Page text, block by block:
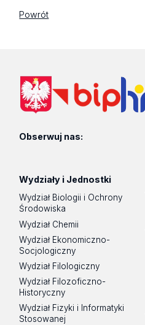
Powrót
Obserwuj nas:
Wydziały i Jednostki
Wydział Biologii i Ochrony
Środowiska
Wydział Chemii
Wydział Ekonomiczno-
Socjologiczny
Wydział Filologiczny
Wydział Filozoficzno-
Historyczny
Wydział Fizyki i Informatyki
Stosowanej